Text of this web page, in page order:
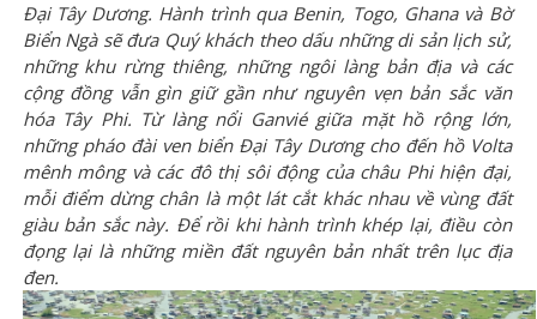
Đại Tây Dương. Hành trình qua Benin, Togo, Ghana và Bờ
Biển Ngà sẽ đưa Quý khách theo dấu những di sản lịch sử,
những khu rừng thiêng, những ngôi làng bản địa và các
cộng đồng vẫn gìn giữ gần như nguyên vẹn bản sắc văn
hóa Tây Phi. Từ làng nổi Ganvié giữa mặt hồ rộng lớn,
những pháo đài ven biển Đại Tây Dương cho đến hồ Volta
mênh mông và các đô thị sôi động của châu Phi hiện đại,
mỗi điểm dừng chân là một lát cắt khác nhau về vùng đất
giàu bản sắc này. Để rồi khi hành trình khép lại, điều còn
đọng lại là những miền đất nguyên bản nhất trên lục địa
đen.